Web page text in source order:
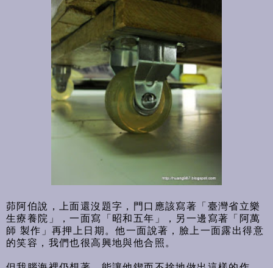
茆阿伯說，上面還沒題字，門口應該寫著「臺灣省立樂
生療養院」，一面寫「昭和五年」，另一邊寫著「阿萬
師 製作」再押上日期。他一面說著，臉上一面露出得意
的笑容，我們也很高興地與他合照。